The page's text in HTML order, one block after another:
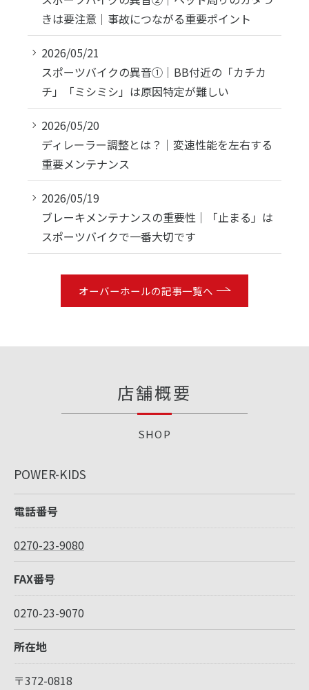
きは要注意｜事故につながる重要ポイント
2026/05/21
スポーツバイクの異音①｜BB付近の「カチカ
チ」「ミシミシ」は原因特定が難しい
2026/05/20
ディレーラー調整とは？｜変速性能を左右する
重要メンテナンス
2026/05/19
ブレーキメンテナンスの重要性｜「止まる」は
スポーツバイクで一番大切です
オーバーホールの記事一覧へ
店舗概要
SHOP
POWER-KIDS
電話番号
0270-23-9080
FAX番号
0270-23-9070
所在地
〒372-0818